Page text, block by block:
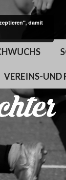
VEREINS-UND
damit